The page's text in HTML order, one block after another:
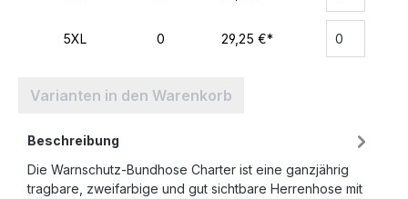
5XL 0 29,25 €*
Varianten in den Warenkorb
Beschreibung
Die Warnschutz-Bundhose Charter ist eine ganzjährig
tragbare, zweifarbige und gut sichtbare Herrenhose mit